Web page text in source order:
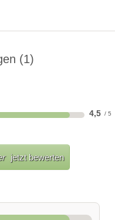
1
4,5
jetzt bewerten